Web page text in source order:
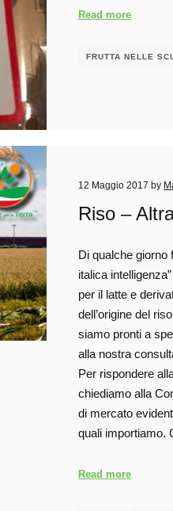
Read more
FRUTTA NELLE
12 Maggio 2017 by
Riso –
Di qualche giorno
italica
per il latte e
dell’origine del
siamo pronti a
alla nostra
Per rispondere
chiediamo alla
di mercato
quali importiamo.
Read more